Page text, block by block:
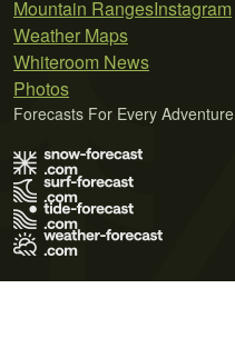
Mountain Ranges
Weather Maps
Whiteroom News
Photos
Instagram
Forecasts For Every Adventure